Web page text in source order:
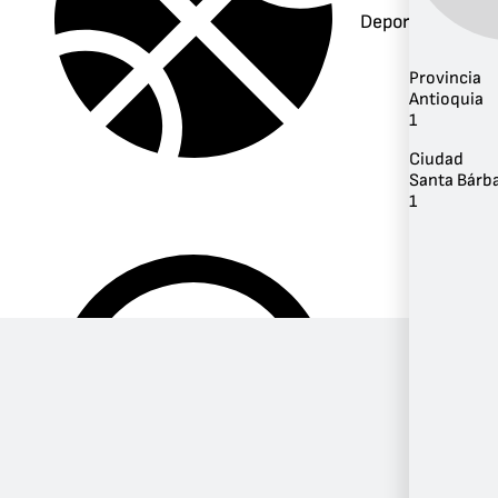
Deportes
Provincia
Antioquia
1
Ciudad
Santa
1